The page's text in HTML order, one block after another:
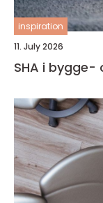
inspiration
11. July 2026
SHA i bygge-